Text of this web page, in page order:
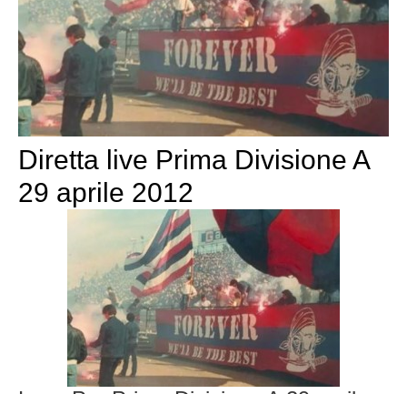
Diretta live Prima Divisione A
29 aprile 2012